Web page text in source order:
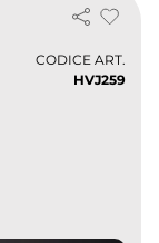
CODICE ART.
HVJ259